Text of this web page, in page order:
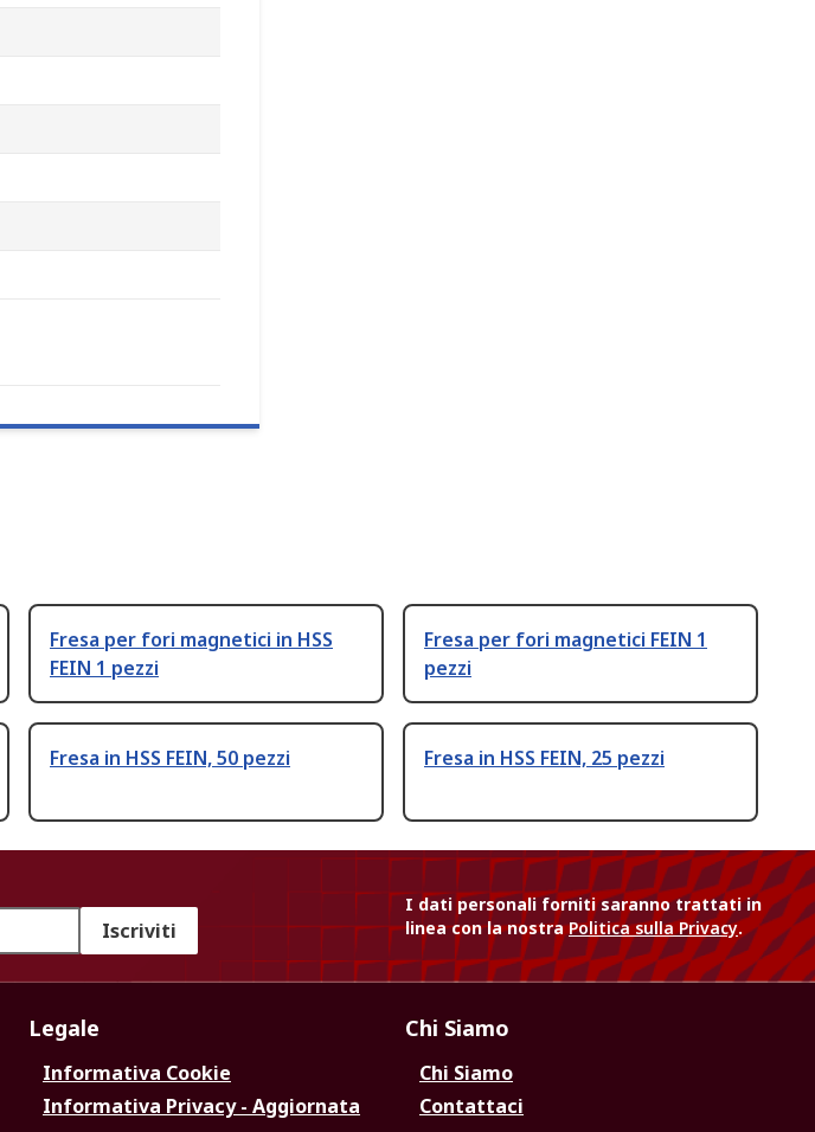
Fresa per fori magnetici in HSS
FEIN 1 pezzi
Fresa per fori magnetici FEIN 1
pezzi
Fresa in HSS FEIN, 50 pezzi Fresa in HSS FEIN, 25 pezzi
Iscriviti
I dati personali forniti saranno trattati in
linea con la nostraPolitica sulla Privacy.
Legale
Informativa Cookie
Informativa Privacy - Aggiornata
Chi Siamo
Chi Siamo
Contattaci